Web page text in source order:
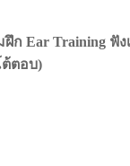
ก Ear Training ฟั
ตอบ)